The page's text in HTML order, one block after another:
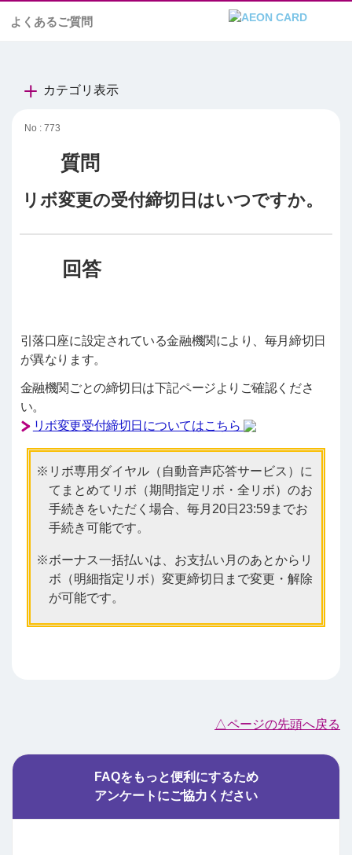
よくあるご質問
カテゴリ表示
No : 773
リボ変更の受付締切日はいつですか。
引落口座に設定されている金融機関により、毎月締切日
が異なります。
金融機関ごとの締切日は下記ページよりご確認くださ
い。
リボ変更受付締切日についてはこちら
リボ専用ダイヤル（自動音声応答サービス）に
てまとめてリボ（期間指定リボ・全リボ）のお
手続きをいただく場合、毎月20日23:59までお
手続き可能です。
ボーナス一括払いは、お支払い月のあとからリ
ボ（明細指定リボ）変更締切日まで変更・解除
が可能です。
△ページの先頭へ戻る
FAQをもっと便利にするため
アンケートにご協力ください